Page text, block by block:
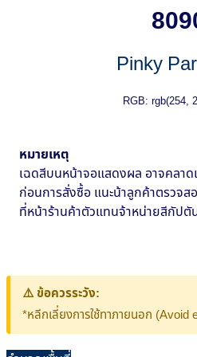
Pinky
RGB: rgb(254,
หมายเหตุ
เฉดสีบนหน้าจอแสดงผล อาจคลาด
ก่อนการสั่งซื้อ แนะน้าลูกค้าตรวจ
ที่หน้าร้านค้าตัวแทนจ้าหน่ายสีกัปตั
⚠️ ข้อควรระวัง:
*หลีกเลี่ยงการใช้ทาภายนอก (Avoid